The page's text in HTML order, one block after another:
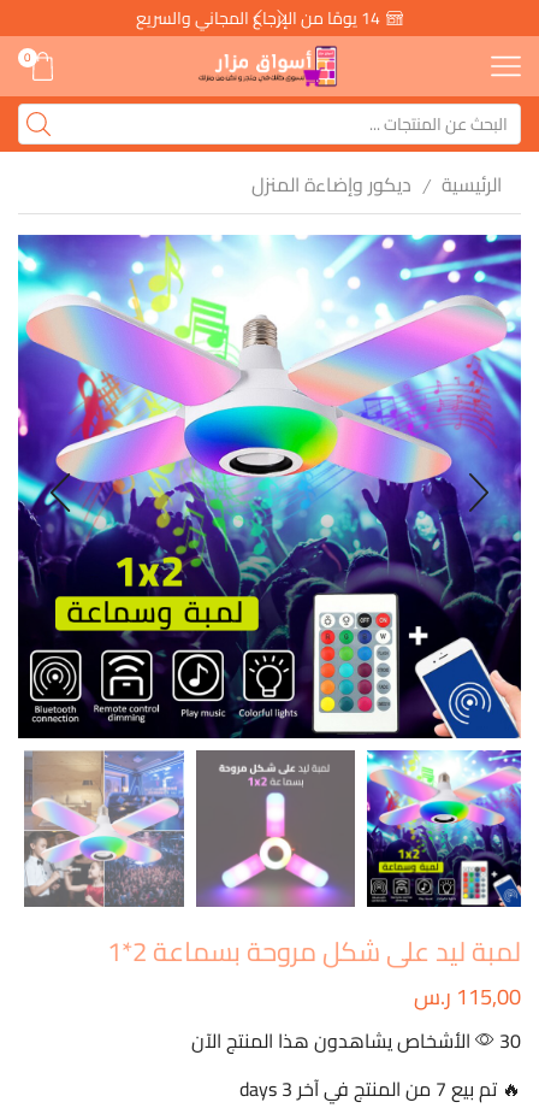
14 يومًا من الإرجاع المجاني والسريع
0
الرئيسية / ديكور وإضاءة المنزل
لمبة ليد على شكل مروحة بسماعة 2*1
115,00 ر.س
30 الأشخاص يشاهدون هذا المنتج الآن
🔥 تم بيع 7 من المنتج في آخر 3 days